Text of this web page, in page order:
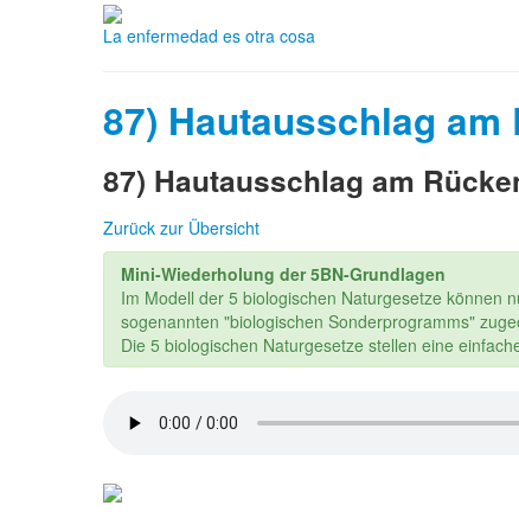
La enfermedad es otra cosa
87) Hautausschlag
87) Hautausschlag am
Zurück zur Übersicht
Mini-Wiederholung der 5BN-Grundlagen
Im Modell der 5 biologischen Naturgesetze können
sogenannten "biologischen Sonderprogramms"
Die 5 biologischen Naturgesetze stellen eine